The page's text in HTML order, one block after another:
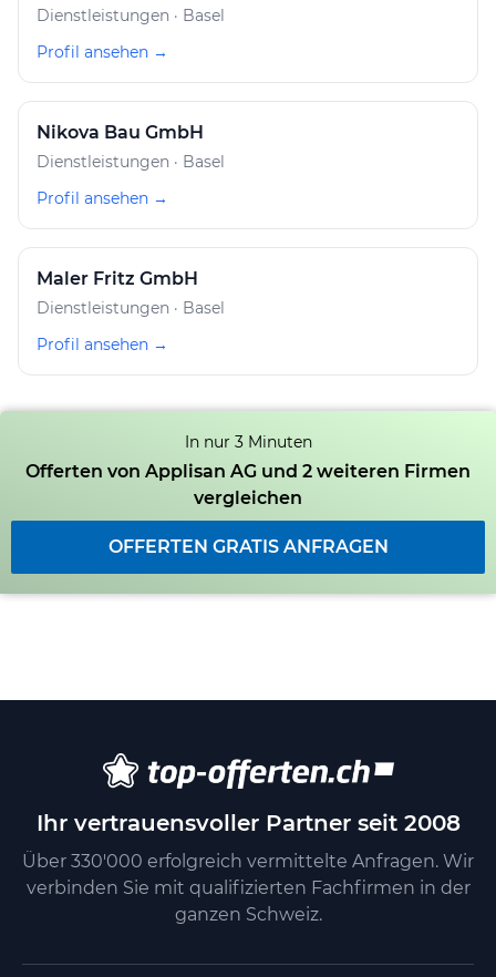
Dienstleistungen · Basel
Profil ansehen →
Nikova Bau GmbH
Dienstleistungen · Basel
Profil ansehen →
Maler Fritz GmbH
Dienstleistungen · Basel
Profil ansehen →
In nur 3 Minuten
Offerten von Applisan AG und 2 weiteren Firmen
vergleichen
OFFERTEN GRATIS ANFRAGEN
Ihr vertrauensvoller Partner seit 2008
Über 330'000 erfolgreich vermittelte Anfragen. Wir
verbinden Sie mit qualifizierten Fachfirmen in der
ganzen Schweiz.